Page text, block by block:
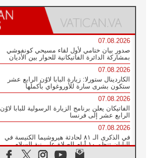
07.08.2026
صدور بيان ختامي لأول لقاء مسيحي كونفوشي
بمشاركة الدائرة الفاتيكانية للحوار بين الأديان
07.08.2026
الكاردينال ستورلا: زيارة البابا لاوُن الرابع عشر
ستكون بشرى سارة للأوروغواي بأكملها
07.08.2026
الفاتيكان يعلن برنامج الزيارة الرسولية للبابا لاوُن
الرابع عشر إلى فرنسا
07.08.2026
في الذكرى الـ ٨١ لحادثة هيروشيما الكنيسة في
اليابان تنظم ١٠ أيام للصلاة على نية السلام